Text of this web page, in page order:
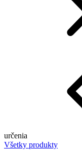
určenia
Všetky produkty